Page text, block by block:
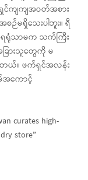
ကျကျအဝတ်အစား
မရှိသေးပါဘူး။ ရီ
ရုံသာမက သက်ကြီး
ြားသူတွေကို မ
ယ်။ ဖက်ရှင်အလန်း
ကောင့်
curates high-
store”